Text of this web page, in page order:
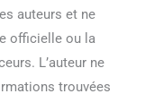
auteurs et ne
officielle ou la
L’auteur ne
trouvées